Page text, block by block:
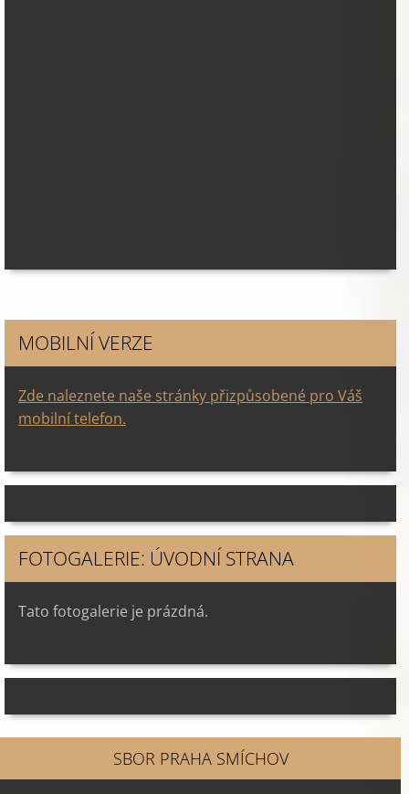
MOBILNÍ VERZE
Zde naleznete naše stránky přizpůsobené pro Váš
mobilní telefon.
FOTOGALERIE: ÚVODNÍ STRANA
Tato fotogalerie je prázdná.
SBOR PRAHA SMÍCHOV